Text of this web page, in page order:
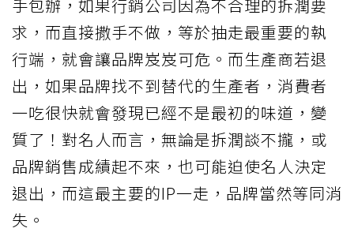
手包辦，如果行銷公司因為不合理的拆潤要
求，而直接撒手不做，等於抽走最重要的執
行端，就會讓品牌岌岌可危。而生產商若退
出，如果品牌找不到替代的生產者，消費者
一吃很快就會發現已經不是最初的味道，變
質了！對名人而言，無論是拆潤談不攏，或
品牌銷售成績起不來，也可能迫使名人決定
退出，而這最主要的IP一走，品牌當然等同消
失。